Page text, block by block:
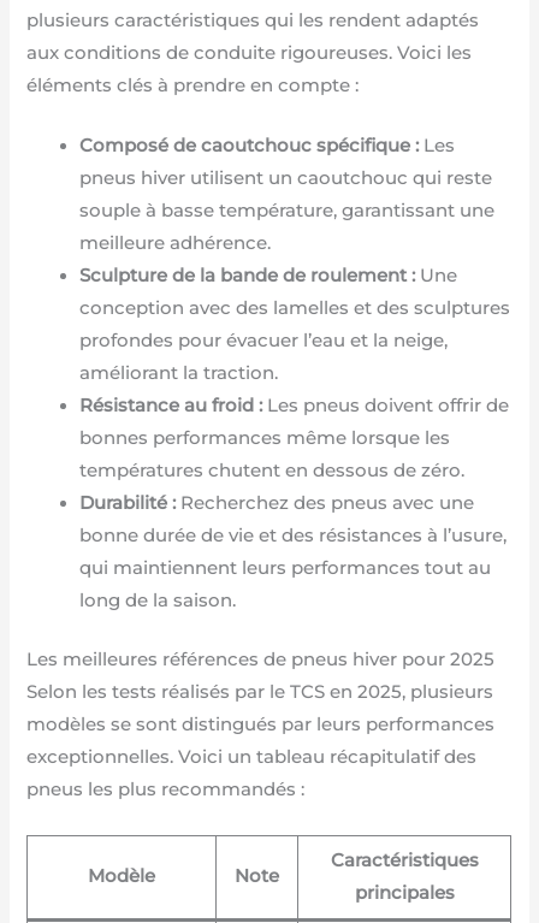
plusieurs caractéristiques qui les rendent adaptés
aux conditions de conduite rigoureuses. Voici les
éléments clés à prendre en compte :
Composé de caoutchouc spécifique :Les
pneus hiver utilisent un caoutchouc qui reste
souple à basse température, garantissant une
meilleure adhérence.
Sculpture de la bande de roulement :Une
conception avec des lamelles et des sculptures
profondes pour évacuer l’eau et la neige,
améliorant la traction.
Résistance au froid :Les pneus doivent offrir de
bonnes performances même lorsque les
températures chutent en dessous de zéro.
Durabilité :Recherchez des pneus avec une
bonne durée de vie et des résistances à l’usure,
qui maintiennent leurs performances tout au
long de la saison.
Les meilleures références de pneus hiver pour 2025
Selon les tests réalisés par le TCS en 2025, plusieurs
modèles se sont distingués par leurs performances
exceptionnelles. Voici un tableau récapitulatif des
pneus les plus recommandés :
Modèle Note
Caractéristiques
principales